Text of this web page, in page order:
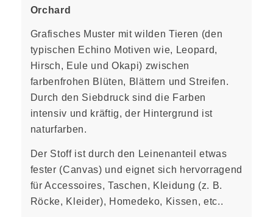
Orchard
Grafisches Muster mit wilden Tieren (den
typischen Echino Motiven wie, Leopard,
Hirsch, Eule und Okapi) zwischen
farbenfrohen Blüten, Blättern und Streifen.
Durch den Siebdruck sind die Farben
intensiv und kräftig, der Hintergrund ist
naturfarben.
Der Stoff ist durch den Leinenanteil etwas
fester (Canvas) und eignet sich hervorragend
für Accessoires, Taschen, Kleidung (z. B.
Röcke, Kleider), Homedeko, Kissen, etc..